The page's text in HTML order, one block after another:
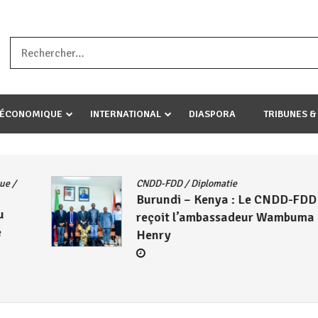
umariye umuryango wawe canke igihugu cakwibarutse
INTERNATIONAL DIASPORA TRIBUNES
Diplomatie
Kenya : Le CNDD-FDD
Wambuma
Actualités East
Politique/Société/
Le Président
Ndayishimiye
Mahamadou